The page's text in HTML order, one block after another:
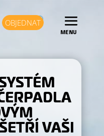
VAŠI
OBJEDNAT